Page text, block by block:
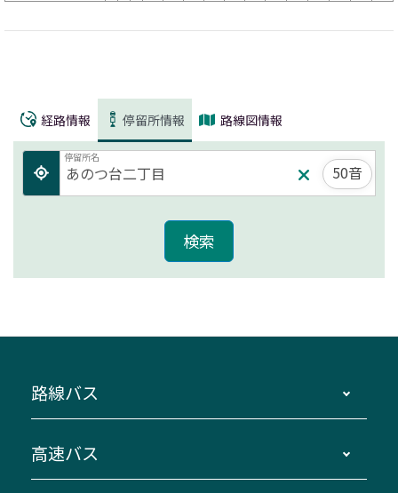
経路情報 停留所情報 路線図情報
停留所名
50音
路線バス
主要停留所案内図・時刻表
高速バス